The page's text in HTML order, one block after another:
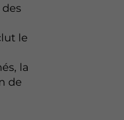
le
la
de